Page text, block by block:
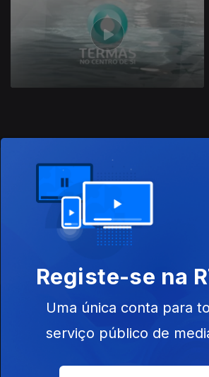
Instale a aplicação
Disponível para iOS, Android, Apple
Registe-se na
Uma única conta para
serviço público de